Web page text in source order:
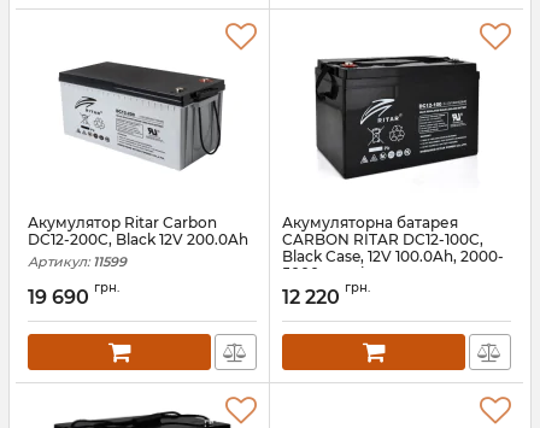
Акумулятор Ritar Carbon
DC12-200C, Black 12V 200.0Ah
Артикул: 11599
19 690 грн.
Акумуляторна батарея
CARBON RITAR DC12-100C,
Black Case, 12V 100.0Ah, 2000-
5000 циклів
Артикул: 14544
12 220 грн.